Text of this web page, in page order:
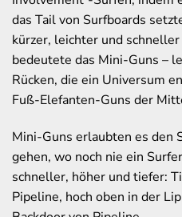
das Tail von Surfboards
kürzer, leichter und
bedeutete das Mini-Guns –
Rücken, die ein Universum
Fuß-Elefanten-Guns der
Mini-Guns erlaubten es den
gehen, wo noch nie ein
schneller, höher und tiefer:
Pipeline, hoch oben in der